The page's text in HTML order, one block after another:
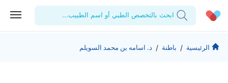
ابحث بالتخصص الطبي أو اسم الطبيب...
الحساب الشخصي
الشركة
الرئيسية / باطنة / د. اسامه بن محمد السويلم